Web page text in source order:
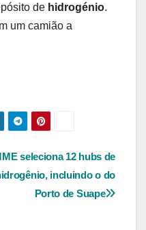
de hidrogénio.
um camião a
seleciona 12 hubs de
incluindo o do
Porto de Suape